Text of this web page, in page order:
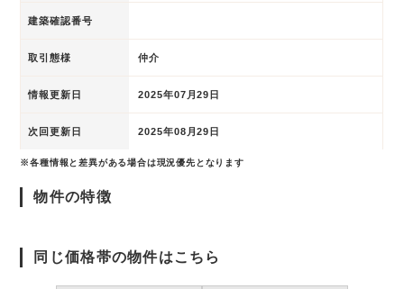
建築確認番号
取引態様 仲介
情報更新日 2025年07月29日
次回更新日 2025年08月29日
※各種情報と差異がある場合は現況優先となります
物件の特徴
同じ価格帯の物件はこちら